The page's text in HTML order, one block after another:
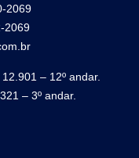
2069
2069
– 12º andar.
– 3º andar.